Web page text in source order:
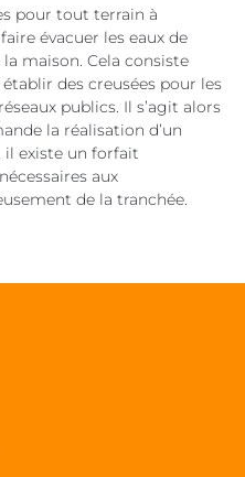
pour tout terrain à
évacuer les eaux de
maison. Cela consiste
des creusées pour les
publics. Il s’agit alors
la réalisation d’un
il existe un forfait
aux
de la tranchée.